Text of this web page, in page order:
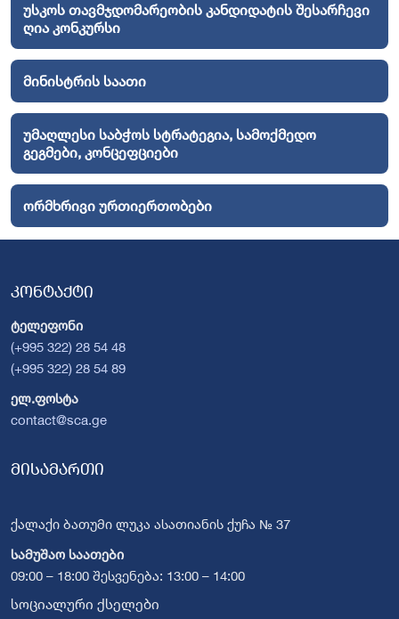
უსკოს თავმჯდომარეობის კანდიდატის შესარჩევი
ღია კონკურსი
მინისტრის საათი
უმაღლესი საბჭოს სტრატეგია, სამოქმედო
გეგმები, კონცეფციები
ორმხრივი ურთიერთობები
კონტაქტი
ტელეფონი
(+995 322) 28 54 48
(+995 322) 28 54 89
ელ.ფოსტა
contact@sca.ge
მისამართი
ქალაქი ბათუმი ლუკა ასათიანის ქუჩა № 37
სამუშაო საათები
09:00 – 18:00 შესვენება: 13:00 – 14:00
სოციალური ქსელები